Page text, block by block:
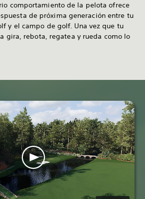
comportamiento de la pelota ofrece
de próxima generación entre tu
y el campo de golf. Una vez que tu
gira, rebota, regatea y rueda como lo